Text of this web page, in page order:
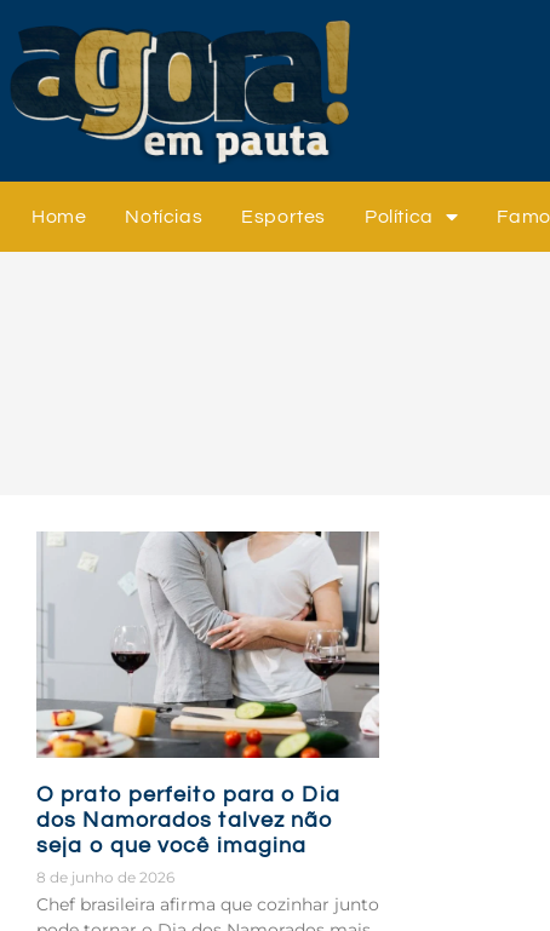
Home Notícias Esportes Política
O prato perfeito para o Dia
dos Namorados talvez não
seja o que você imagina
8 de junho de 2026
Chef brasileira afirma que cozinhar junto